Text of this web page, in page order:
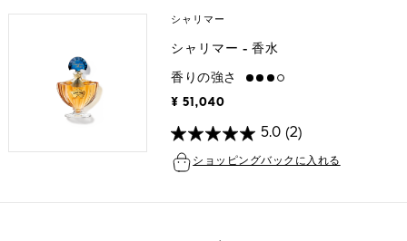
シャリマー
シャリマー - 香水
香りの強さ high
¥ 51,040
5.0 (2)
ショッピングバックに入れる